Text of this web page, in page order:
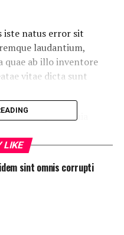
iste natus error sit
laudantium,
quae ab illo inventore
vitae dicta sunt
ipsum quia
ut labore et
voluptatem. Ut enim ad
ullam
ut aliquid ex ea
odio dignissimos
LIKE
sint omnis corrupti